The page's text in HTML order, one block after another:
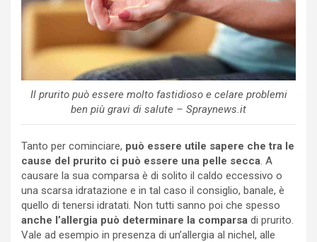
Il prurito può essere molto fastidioso e celare problemi
ben più gravi di salute – Spraynews.it
Tanto per cominciare, può essere utile sapere che tra le
cause del prurito ci può essere una pelle secca. A
causare la sua comparsa è di solito il caldo eccessivo o
una scarsa idratazione e in tal caso il consiglio, banale, è
quello di tenersi idratati. Non tutti sanno poi che spesso
anche l’allergia può determinare la comparsa di prurito.
Vale ad esempio in presenza di un’allergia al nichel, alle